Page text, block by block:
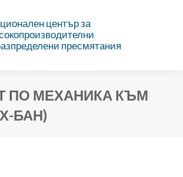
център за
пресмятания
ПО МЕХАНИКА КЪМ
БАН)